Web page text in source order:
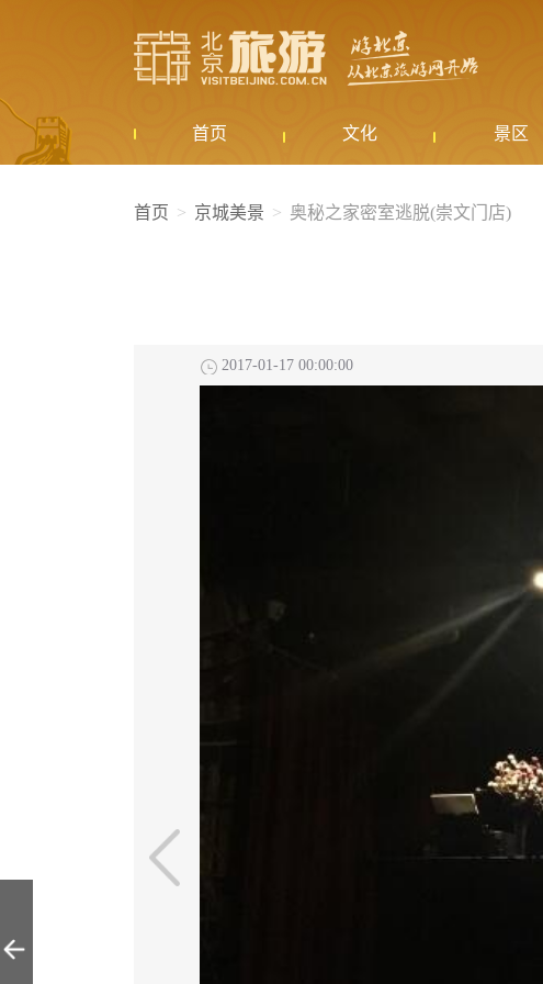
首页 文化 景区
首页 京城美景 奥秘之家密室逃脱(崇文门店)
2017-01-17 00:00:00